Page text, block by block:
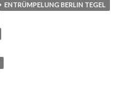
ENTRÜMPELUNG BERLIN TEGEL